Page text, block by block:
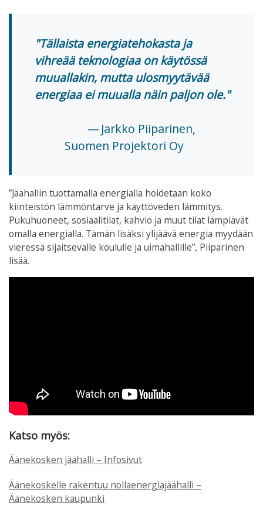
Tällaista energiatehokasta ja
vihreää teknologiaa on käytössä
muuallakin, mutta ulosmyytävää
energiaa ei muualla näin paljon ole.
Jarkko Piiparinen,
Suomen Projektori Oy
”Jäähallin tuottamalla energialla hoidetaan koko
kiinteistön lämmöntarve ja käyttöveden lämmitys.
Pukuhuoneet, sosiaalitilat, kahvio ja muut tilat lämpiävät
omalla energialla. Tämän lisäksi ylijäävä energia myydään
vieressä sijaitsevalle koululle ja uimahallille”, Piiparinen
lisää.
Katso myös:
Äänekosken jäähalli – Infosivut
Äänekoskelle rakentuu nollaenergiajäähalli –
Äänekosken kaupunki